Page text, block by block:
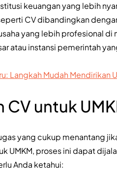
keuangan yang lebih
CV dibandingkan
yang lebih profesional di
atau instansi pemerintah
Langkah Mudah Mendirikan
untuk
yang cukup menantang
UMKM, proses ini dapat
Anda ketahui: